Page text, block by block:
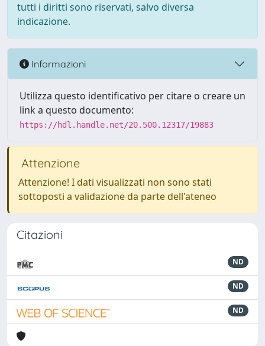
tutti i diritti sono riservati, salvo diversa
indicazione.
Informazioni
Utilizza questo identificativo per citare o creare un
link a questo documento:
https://hdl.handle.net/20.500.12317/19883
Attenzione
Attenzione! I dati visualizzati non sono stati
sottoposti a validazione da parte dell'ateneo
Citazioni
ND
ND
ND